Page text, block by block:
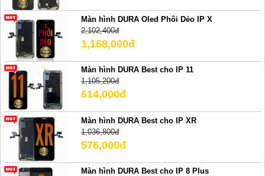
Màn hình DURA Oled Phôi Dẻo IP X
2,102,400đ
1,168,000đ
Màn hình DURA Best cho IP 11
1,105,200đ
614,000đ
Màn hình DURA Best cho IP XR
1,036,800đ
576,000đ
Màn hình DURA Best cho IP 8 Plus